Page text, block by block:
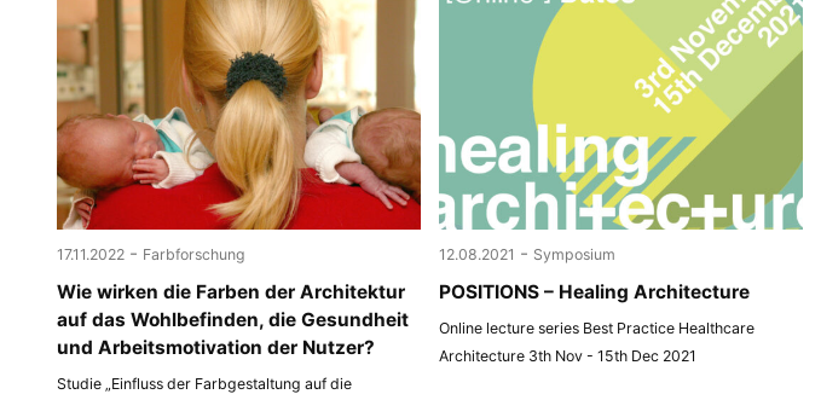
17.11.2022 - Farbforschung
Wie wirken die Farben der Architektur
auf das Wohlbefinden, die Gesundheit
und Arbeitsmotivation der Nutzer?
Studie „Einfluss der Farbgestaltung auf die
12.08.2021 - Symposium
POSITIONS – Healing Architecture
Online lecture series Best Practice Healthcare
Architecture 3th Nov - 15th Dec 2021